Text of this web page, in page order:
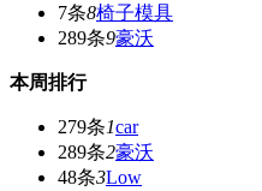
7条8椅子模具
289条9豪沃
本周排行
279条1car
289条2豪沃
48条3Low